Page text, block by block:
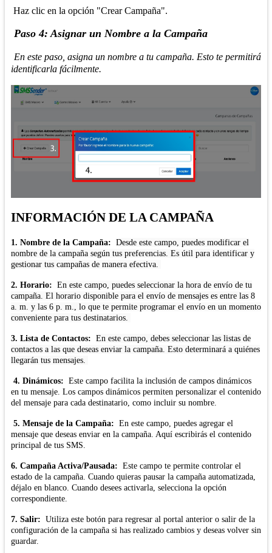
Haz clic en la opción "Crear Campaña".
Paso 4: Asignar un Nombre a la Campaña
En este paso, asigna un nombre a tu campaña. Esto te permitirá
identificarla fácilmente.
INFORMACIÓN DE LA CAMPAÑA
1. Nombre de la Campaña: Desde este campo, puedes modificar el
nombre de la campaña según tus preferencias. Es útil para identificar y
gestionar tus campañas de manera efectiva.
2. Horario: En este campo, puedes seleccionar la hora de envío de tu
campaña. El horario disponible para el envío de mensajes es entre las 8
a. m. y las 6 p. m., lo que te permite programar el envío en un momento
conveniente para tus destinatarios.
3. Lista de Contactos: En este campo, debes seleccionar las listas de
contactos a las que deseas enviar la campaña. Esto determinará a quiénes
llegarán tus mensajes.
4. Dinámicos: Este campo facilita la inclusión de campos dinámicos
en tu mensaje. Los campos dinámicos permiten personalizar el contenido
del mensaje para cada destinatario, como incluir su nombre.
5. Mensaje de la Campaña: En este campo, puedes agregar el
mensaje que deseas enviar en la campaña. Aquí escribirás el contenido
principal de tus SMS.
6. Campaña Activa/Pausada: Este campo te permite controlar el
estado de la campaña. Cuando quieras pausar la campaña automatizada,
déjalo en blanco. Cuando desees activarla, selecciona la opción
correspondiente.
7. Salir: Utiliza este botón para regresar al portal anterior o salir de la
configuración de la campaña si has realizado cambios y deseas volver sin
guardar.